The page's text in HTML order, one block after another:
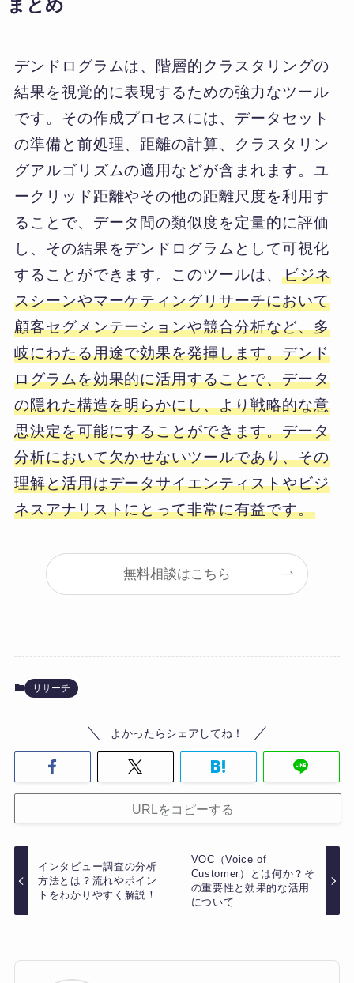
まとめ
デンドログラムは、階層的クラスタリングの
結果を視覚的に表現するための強力なツール
です。その作成プロセスには、データセット
の準備と前処理、距離の計算、クラスタリン
グアルゴリズムの適用などが含まれます。ユ
ークリッド距離やその他の距離尺度を利用す
ることで、データ間の類似度を定量的に評価
し、その結果をデンドログラムとして可視化
することができます。このツールは、 ビジネ
スシーンやマーケティングリサーチにおいて
顧客セグメンテーションや競合分析など、多
岐にわたる用途で効果を発揮します。デンド
ログラムを効果的に活用することで、データ
の隠れた構造を明らかにし、より戦略的な意
思決定を可能にすることができます。データ
分析において欠かせないツールであり、その
理解と活用はデータサイエンティストやビジ
ネスアナリストにとって非常に有益です。
無料相談はこちら
リサーチ
よかったらシェアしてね！
URLをコピーする
インタビュー調査の分析
方法とは？流れやポイン
トをわかりやすく解説！
VOC（Voice of
Customer）とは何か？そ
の重要性と効果的な活用
について